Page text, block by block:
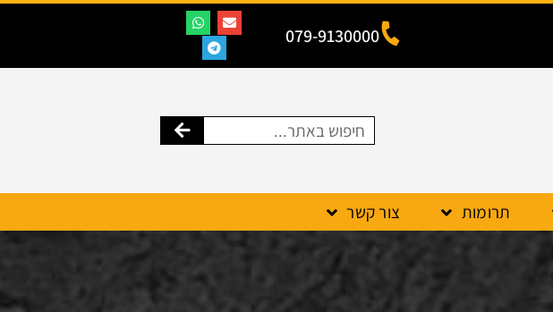
079-9130000
תרומות צור קשר